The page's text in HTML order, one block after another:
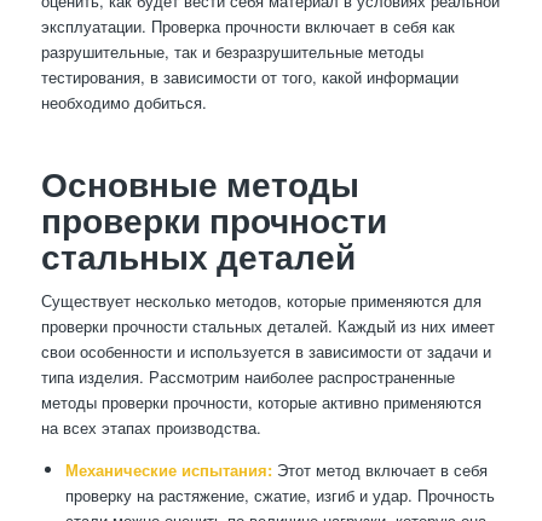
эксплуатации. Проверка прочности включает в себя как
разрушительные, так и безразрушительные методы
тестирования, в зависимости от того, какой информации
необходимо добиться.
Основные методы
проверки прочности
стальных деталей
Существует несколько методов, которые применяются для
проверки прочности стальных деталей. Каждый из них имеет
свои особенности и используется в зависимости от задачи и
типа изделия. Рассмотрим наиболее распространенные
методы проверки прочности, которые активно применяются
на всех этапах производства.
Механические испытания:Этот метод включает в себя
проверку на растяжение, сжатие, изгиб и удар. Прочность